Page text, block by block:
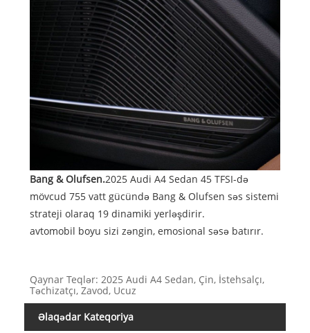
Bang & Olufsen.2025 Audi A4 Sedan 45 TFSI-də
mövcud 755 vatt gücündə Bang & Olufsen səs sistemi
strateji olaraq 19 dinamiki yerləşdirir.
avtomobil boyu sizi zəngin, emosional səsə batırır.
Qaynar Teqlər: 2025 Audi A4 Sedan, Çin, İstehsalçı,
Təchizatçı, Zavod, Ucuz
Əlaqədar Kateqoriya